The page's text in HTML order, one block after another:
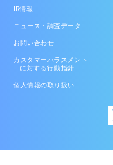
IR情報
ニュース・調査データ
お問い合わせ
カスタマーハラスメント
に対する行動指針
個人情報の取り扱い